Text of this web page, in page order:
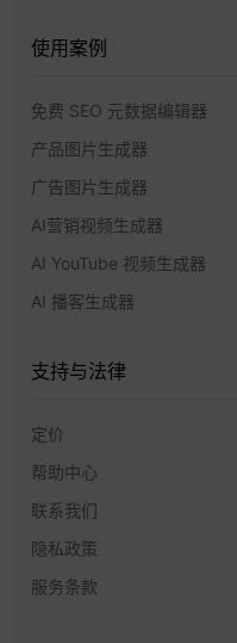
使用案例
免费 SEO 元数据编辑器
产品图片生成器
广告图片生成器
AI营销视频生成器
AI YouTube 视频生成器
AI 播客生成器
支持与法律
定价
帮助中心
联系我们
隐私政策
服务条款